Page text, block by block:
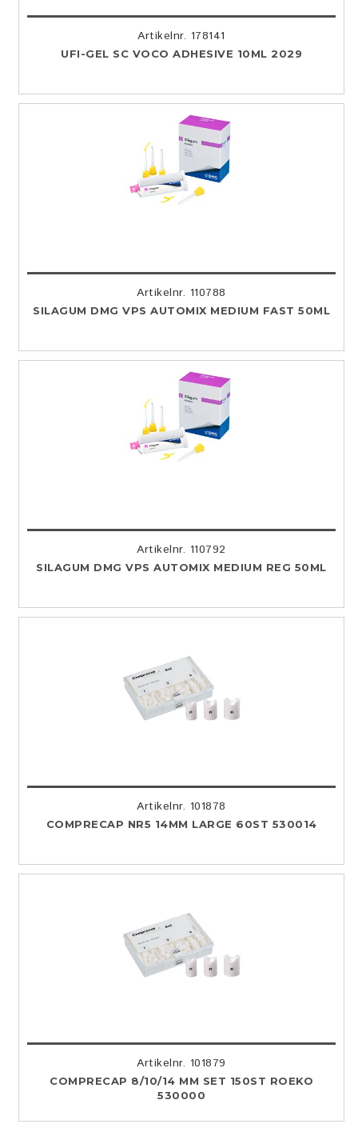
Artikelnr. 178141
UFI-GEL SC VOCO ADHESIVE 10ML 2029
Artikelnr. 110788
SILAGUM DMG VPS AUTOMIX MEDIUM FAST 50ML
Artikelnr. 110792
SILAGUM DMG VPS AUTOMIX MEDIUM REG 50ML
Artikelnr. 101878
COMPRECAP NR5 14MM LARGE 60ST 530014
Artikelnr. 101879
COMPRECAP 8/10/14 MM SET 150ST ROEKO
530000